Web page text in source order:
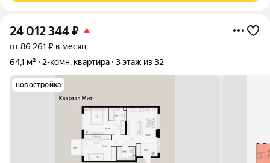
24 012 344₽
от 86 261 ₽ в месяц
64,1 м²
2-комн. квартира 3 этаж из 32
новостройка